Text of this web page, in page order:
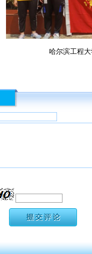
哈尔滨工程大